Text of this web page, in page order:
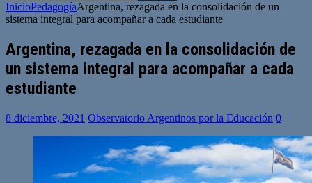
InicioPedagogíaArgentina, rezagada en la consolidación de un
sistema integral para acompañar a cada estudiante
Argentina, rezagada en la consolidación de
un sistema integral para acompañar a cada
estudiante
8 diciembre, 2021 Observatorio Argentinos por la Educación 0